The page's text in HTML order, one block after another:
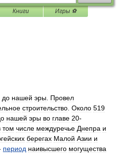
Книги Игры ⚽
до нашей эры Провел
строительство Около 519
нашей эры во главе 20-
том числе междуречье Днепра и
берегах Малой Азии и
период наивысшего могущества